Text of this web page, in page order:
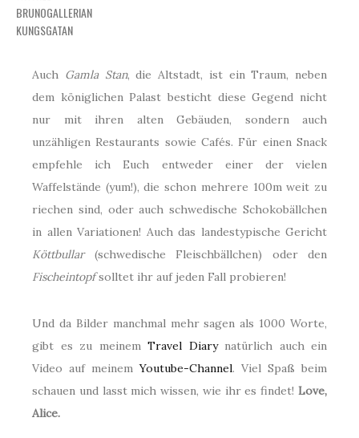
BRUNOGALLERIAN
KUNGSGATAN
Auch Gamla Stan, die Altstadt, ist ein Traum, neben
dem königlichen Palast besticht diese Gegend nicht
nur mit ihren alten Gebäuden, sondern auch
unzähligen Restaurants sowie Cafés. Für einen Snack
empfehle ich Euch entweder einer der vielen
Waffelstände (yum!), die schon mehrere 100m weit zu
riechen sind, oder auch schwedische Schokobällchen
in allen Variationen! Auch das landestypische Gericht
Köttbullar(schwedische Fleischbällchen) oder den
Fischeintopfsolltet ihr auf jeden Fall probieren!
Und da Bilder manchmal mehr sagen als 1000 Worte,
gibt es zu meinem Travel Diarynatürlich auch ein
Video auf meinemYoutube-Channel. Viel Spaß beim
schauen und lasst mich wissen, wie ihr es findet! Love,
Alice.